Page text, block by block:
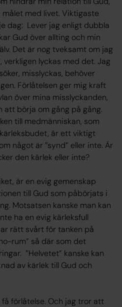
med livet. Viktigaste
dag: Lever jag enligt dubbla
Gud över allting och min
Det är nog tveksamt om jag
lyckas med det. Jag
misslyckas, behöver
Förlåtelsen ger mig kraft
över mina misslyckanden,
börja om gång på gång.
till medmänniskan, som
är ett viktigt
något är ”synd” eller inte. Är
den kärlek eller inte?
är en evig gemenskap
till Gud som påbörjats i
Motsatsen kanske man kan
ha en evig kärleksfull
rätt svårt för tanken på
rum” så där som det
”Helvetet” kanske kan
av kärlek till Gud och
få förlåtelse. Och jag tror att